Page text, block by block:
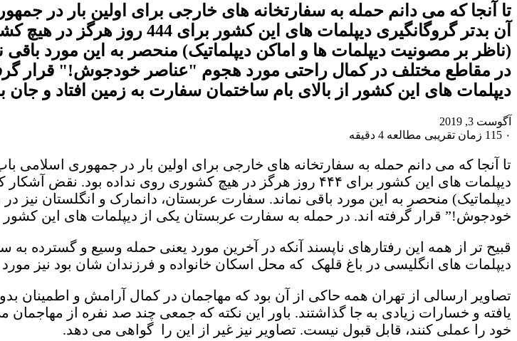
تا آنجا که می دانم حمله به سفارتخانه های خارجی برای اولین بار در
آن بدتر گروگانگیری دیپلمات های
(ناظر بر مصونیت دیپلمات ها و اماکن دیپلماتیک) منحصر به این مورد باقی
در مقاطع مختلف در کمال راحتی مورد هجوم "عناصر خودجوش!" قرار
دیپلمات های این کشور از بالای بام ساختمان سفارت به زمین افتاد و جان
آگوست 3, 2019
۰
زمان تقریبی مطالعه 4 دقیقه
تا آنجا که می دانم حمله به سفارتخانه های خارجی برای اولین بار در جمهوری اسلامی
دیپلمات های این کشور برای ۴۴۴ روز هرگز در هیچ کشوری روی نداده
دیپلماتیک) منحصر به این مورد باقی نماند. سفارت عربستان، دانمارک و انگلستان
خودجوش!” قرار گرفته اند. در حمله به سفارت عربستان یکی از دیپلمات های این کشور
قبیح تر از همه این رفتارهای ناپسند آنکه در آخرین مورد یعنی حمله وسیع و گسترده
دیپلمات های انگلیسی در باغ قلهک که محل اسکان خانواده و فرزندان شان بود نیز
تصاویر ارسالی از تهران همه حاکی از آن بود که مهاجمان در کمال آرامش و اطمینان
یافته و خسارات زیادی به جا گذاشتند. باور این نکته که جمعی چند صد نفره از
خود را عملی کنند، قابل قبول نیست. تصاویر نیز غیر از این را گواهی می دهد.